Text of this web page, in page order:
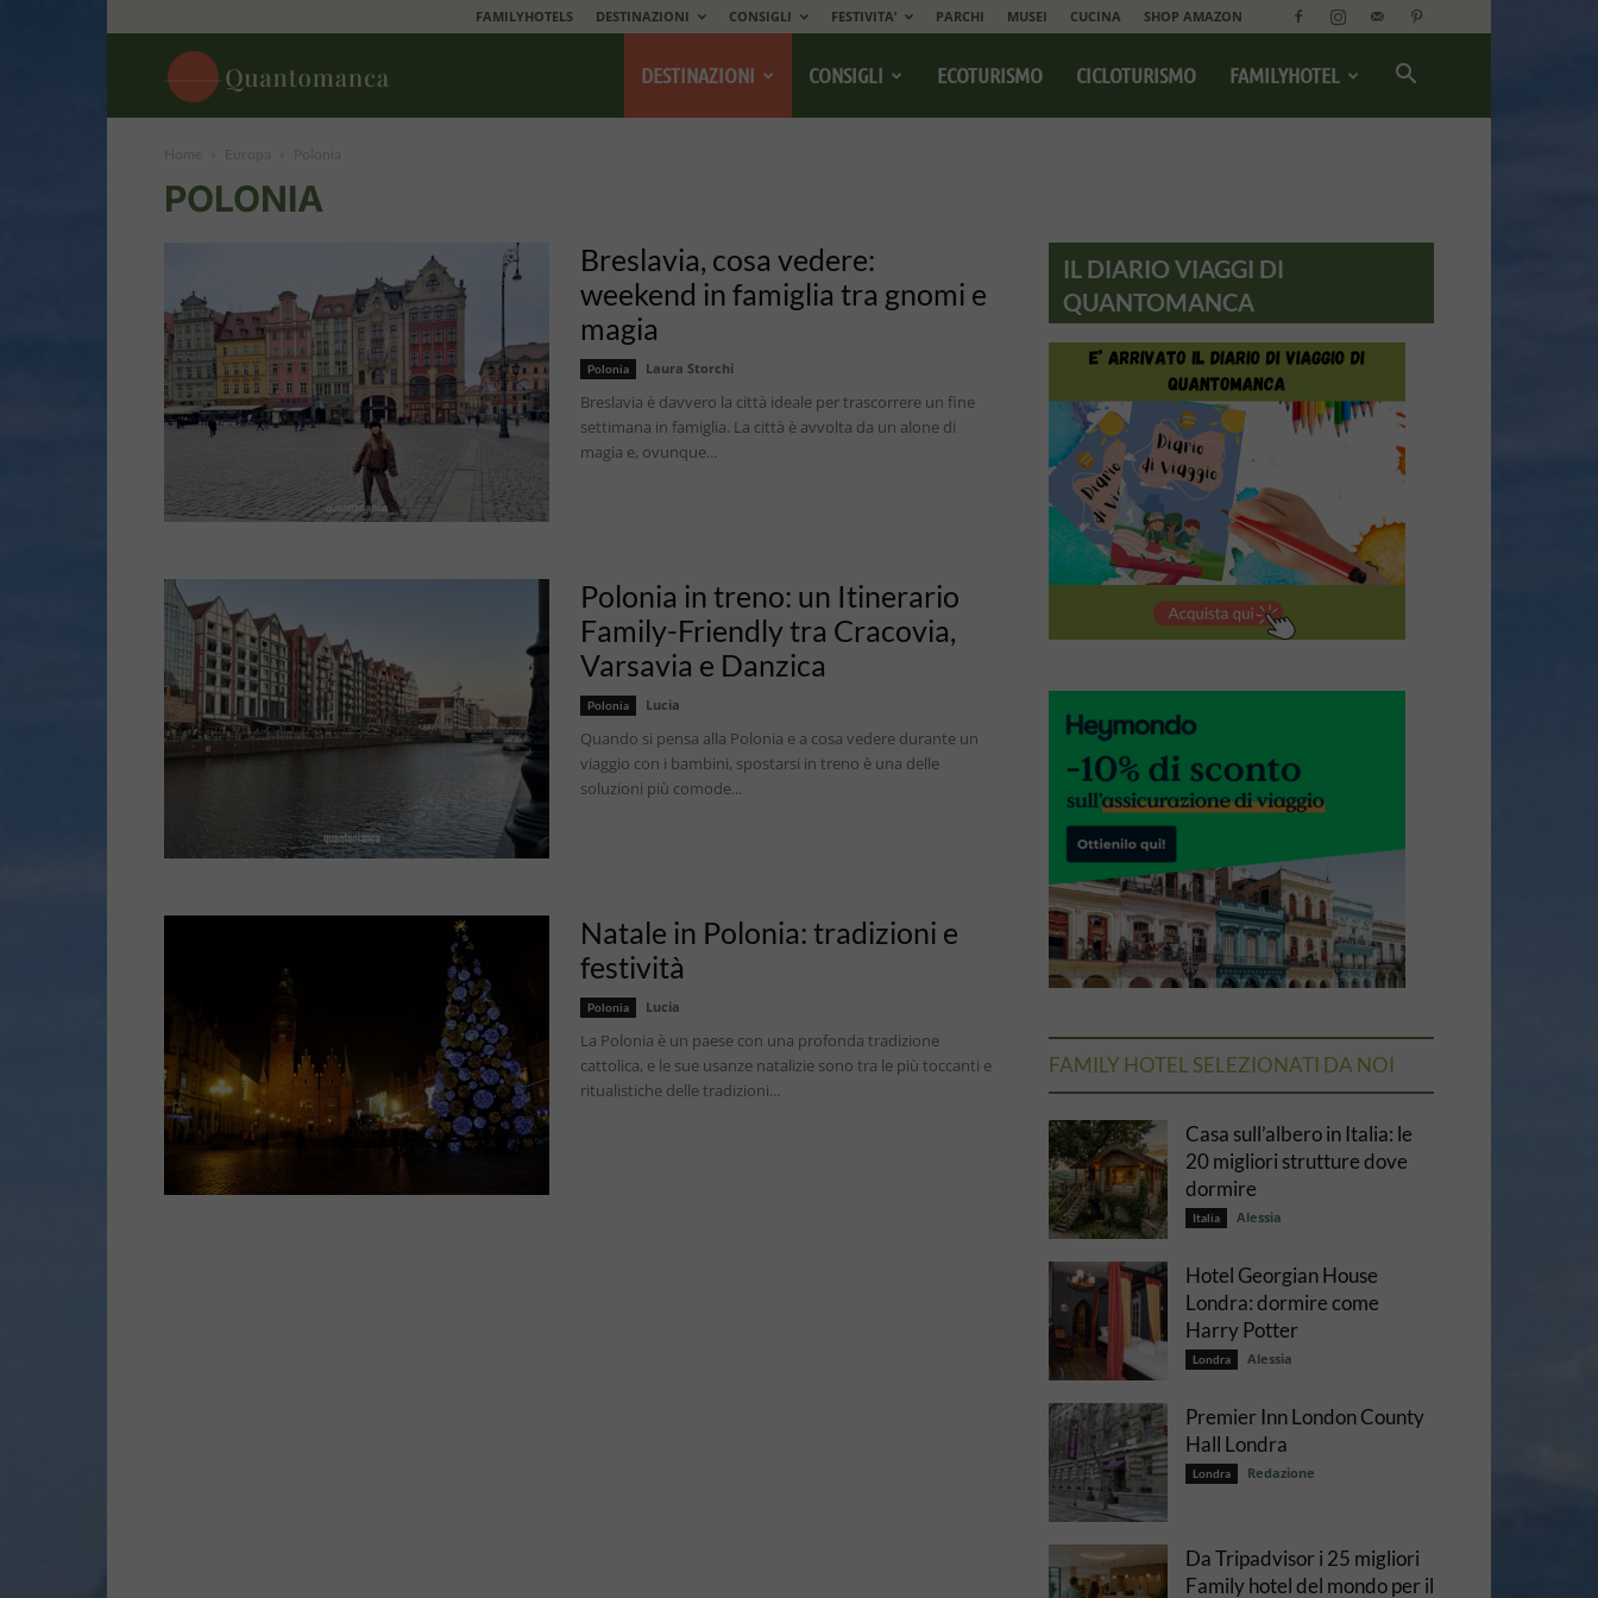
FAMILYHOTELS DESTINAZIONI CONSIGLI FESTIVITA’ PARCHI MUSEI CUCINA SHOP AMAZON
DESTINAZIONI CONSIGLI ECOTURISMO CICLOTURISMO FAMILYHOTEL
POLONIA
Breslavia, cosa vedere:
weekend in famiglia tra gnomi e
magia
Polonia Laura Storchi
Breslavia è davvero la città ideale per trascorrere un fine
settimana in famiglia. La città è avvolta da un alone di
magia e, ovunque...
Polonia in treno: un Itinerario
Family-Friendly tra Cracovia,
Varsavia e Danzica
Polonia Lucia
Quando si pensa alla Polonia e a cosa vedere durante un
viaggio con i bambini, spostarsi in treno è una delle
soluzioni più comode...
Natale in Polonia: tradizioni e
festività
Polonia Lucia
La Polonia è un paese con una profonda tradizione
cattolica, e le sue usanze natalizie sono tra le più toccanti e
ritualistiche delle tradizioni...
IL DIARIO VIAGGI DI
QUANTOMANCA
FAMILY HOTEL SELEZIONATI DA NOI
Casa sull’albero in Italia: le
20 migliori strutture dove
dormire
Italia Alessia
Hotel Georgian House
Londra: dormire come
Harry Potter
Londra Alessia
Premier Inn London County
Hall Londra
Londra Redazione
Da Tripadvisor i 25 migliori
Family hotel del mondo per il